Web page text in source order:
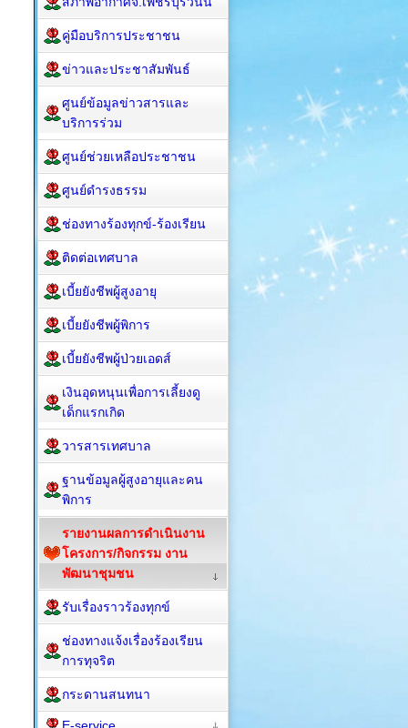
คู่มือบริการประชาชน
ข่าวและประชาสัมพันธ์
ศูนย์ข้อมูลข่าวสารและ
บริการร่วม
ศูนย์ช่วยเหลือประชาชน
ศูนย์ดำรงธรรม
ช่องทางร้องทุกข์-ร้องเรียน
ติดต่อเทศบาล
เบี้ยยังชีพผู้สูงอายุ
เบี้ยยังชีพผู้พิการ
เบี้ยยังชีพผู้ป่วยเอดส์
เงินอุดหนุนเพื่อการเลี้ยงดู
เด็กแรกเกิด
วารสารเทศบาล
ฐานข้อมูลผู้สูงอายุและคน
พิการ
รายงานผลการดำเนินงาน
โครงการ/กิจกรรม งาน
พัฒนาชุมชน
รับเรื่องราวร้องทุกข์
ช่องทางแจ้งเรื่องร้องเรียน
การทุจริต
กระดานสนทนา